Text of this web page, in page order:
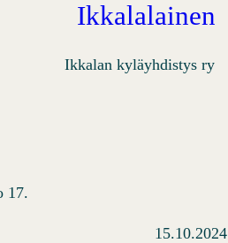
Ikkalalainen
Ikkalan kyläyhdistys ry
15.10.2024